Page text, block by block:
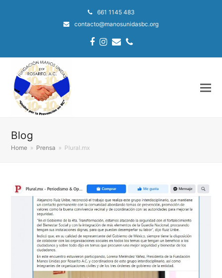
661 1145 483
contacto@manosunidasbc.org
Facebook
Instagram
EmailPhone
Blog
Home » Prensa » Plural.mx